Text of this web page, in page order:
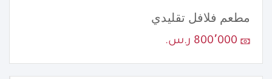
مطعم فلافل تقليدي
800٬000 ر.س.